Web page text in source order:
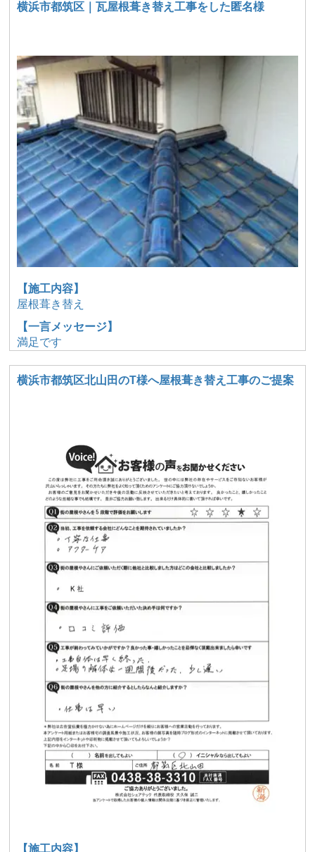
横浜市都筑区｜瓦屋根葺き替え工事をした匿名様
【施工内容】
屋根葺き替え
【一言メッセージ】
満足です
横浜市都筑区北山田のT様へ屋根葺き替え工事のご提案
【施工内容】